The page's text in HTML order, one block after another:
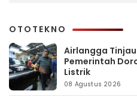
OTOTEKNO
Airlangga Tinjau
Pemerintah
Listrik
08 Agustus 2026